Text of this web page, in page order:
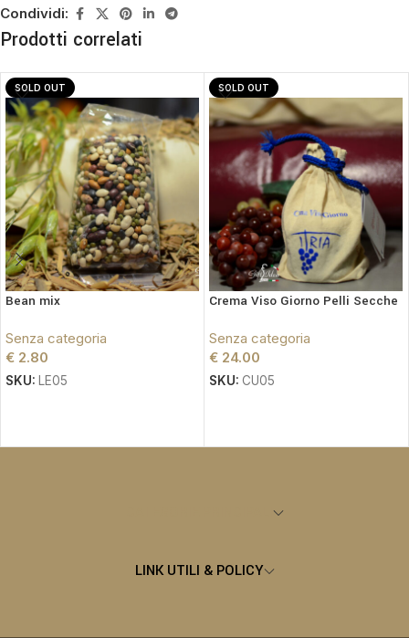
Condividi:
Prodotti correlati
SOLD OUT
Bean mix
Senza categoria
€ 2.80
SKU: LE05
SOLD OUT
Crema Viso Giorno Pelli Secche
Senza categoria
€ 24.00
SKU: CU05
LINK UTILI & POLICY